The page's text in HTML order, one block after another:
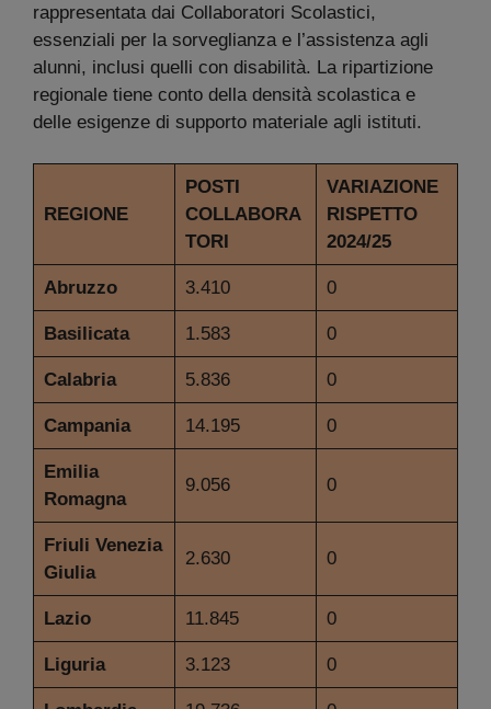
rappresentata dai Collaboratori Scolastici,
essenziali per la sorveglianza e l’assistenza agli
alunni, inclusi quelli con disabilità. La ripartizione
regionale tiene conto della densità scolastica e
delle esigenze di supporto materiale agli istituti.
REGIONE
POSTI
COLLABORA
TORI
VARIAZIONE
RISPETTO
2024/25
Abruzzo 3.410 0
Basilicata 1.583 0
Calabria 5.836 0
Campania 14.195 0
Emilia
Romagna
9.056 0
Friuli Venezia
Giulia
2.630 0
Lazio 11.845 0
Liguria 3.123 0